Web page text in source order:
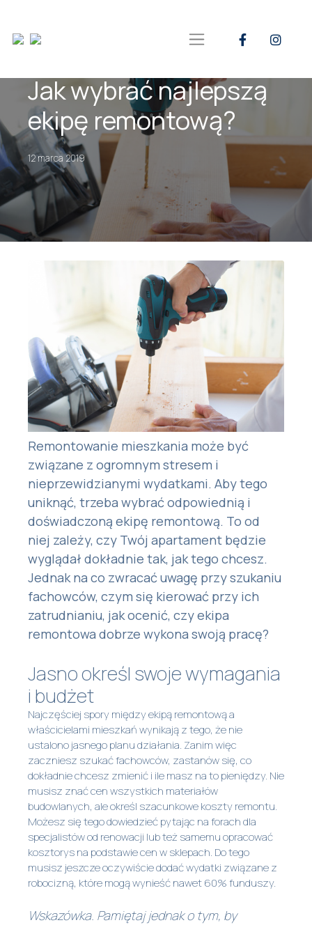
Jak wybrać najlepszą
ekipę remontową?
12 marca 2019
Remontowanie mieszkania może być
związane z ogromnym stresem i
nieprzewidzianymi wydatkami. Aby tego
uniknąć, trzeba wybrać odpowiednią i
doświadczoną ekipę remontową. To od
niej zależy, czy Twój apartament będzie
wyglądał dokładnie tak, jak tego chcesz.
Jednak na co zwracać uwagę przy szukaniu
fachowców, czym się kierować przy ich
zatrudnianiu, jak ocenić, czy ekipa
remontowa dobrze wykona swoją pracę?
Jasno określ swoje wymagania
i budżet
Najczęściej spory między ekipą remontową a
właścicielami mieszkań wynikają z tego, że nie
ustalono jasnego planu działania. Zanim więc
zaczniesz szukać fachowców, zastanów się, co
dokładnie chcesz zmienić i ile masz na to pieniędzy. Nie
musisz znać cen wszystkich materiałów
budowlanych, ale określ szacunkowe koszty remontu.
Możesz się tego dowiedzieć pytając na forach dla
specjalistów od renowacji lub też samemu opracować
kosztorys na podstawie cen w sklepach. Do tego
musisz jeszcze oczywiście dodać wydatki związane z
robocizną, które mogą wynieść nawet 60% funduszy.
Wskazówka. Pamiętaj jednak o tym, by